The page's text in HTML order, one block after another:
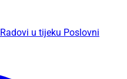
Radovi u tijeku Poslovni